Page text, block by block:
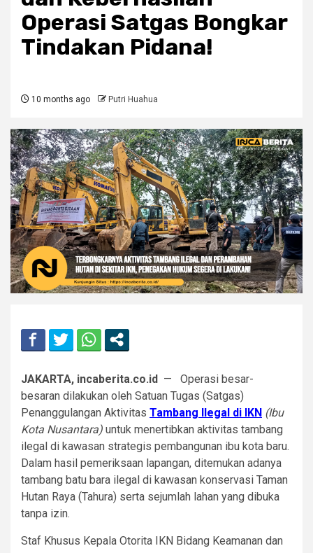
Operasi Satgas Bongkar
Tindakan Pidana!
10 months ago Putri Huahua
JAKARTA, incaberita.co.id — Operasi besar-
besaran dilakukan oleh Satuan Tugas (Satgas)
Penanggulangan Aktivitas Tambang Ilegal di IKN (Ibu
Kota Nusantara) untuk menertibkan aktivitas tambang
ilegal di kawasan strategis pembangunan ibu kota baru.
Dalam hasil pemeriksaan lapangan, ditemukan adanya
tambang batu bara ilegal di kawasan konservasi Taman
Hutan Raya (Tahura) serta sejumlah lahan yang dibuka
tanpa izin.
Staf Khusus Kepala Otorita IKN Bidang Keamanan dan